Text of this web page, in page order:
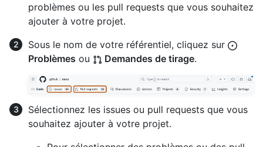
problèmes ou les pull requests que vous souhaitez
ajouter à votre projet.
Sous le nom de votre référentiel, cliquez sur
Problèmes ou Demandes de tirage.
Sélectionnez les issues ou pull requests que vous
souhaitez ajouter à votre projet.